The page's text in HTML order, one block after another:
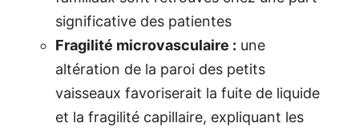
significative des patientes
Fragilité microvasculaire : une
altération de la paroi des petits
vaisseaux favoriserait la fuite de liquide
et la fragilité capillaire, expliquant les